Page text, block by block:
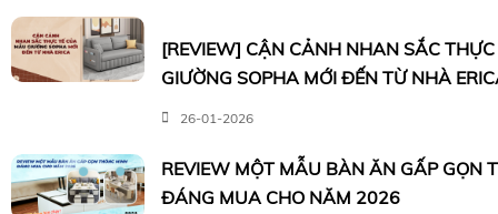
[REVIEW] CẬN CẢNH NHAN SẮC
GIƯỜNG SOPHA MỚI ĐẾN TỪ NHÀ
26-01-2026
REVIEW MỘT MẪU BÀN ĂN GẤP GỌN
ĐÁNG MUA CHO NĂM 2026